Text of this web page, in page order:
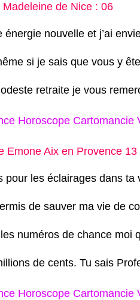
Madeleine de Nice : 06
nouvelle et j’ai
si je sais que vous y
retraite je vous
Horoscope Cartomancie
Emone Aix en Provence 13
pour les éclairages dans ta
de sauver ma vie de
numéros de chance moi
de cents. Tu sais
Horoscope Cartomancie